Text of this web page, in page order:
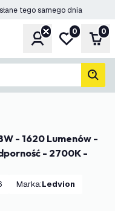
tego samego dnia
KontoMoja lista
0 0
- 2700K -
Marka: Ledvion